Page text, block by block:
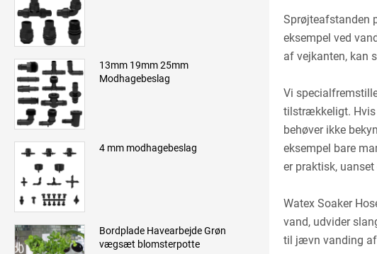
13mm 19mm 25mm
Modhagebeslag
4 mm modhagebeslag
Bordplade Havearbejde Grøn
vægsæt blomsterpotte
Sprøjteafstanden
eksempel ved
af ​​vejkanten, kan
Vi
tilstrækkeligt. Hvis
behøver ikke
eksempel bare
er praktisk,
Watex Soaker
vand, udvider
til jævn vanding